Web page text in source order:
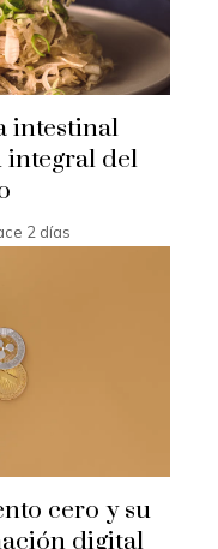
intestinal
integral del
2 días
cero y su
digital